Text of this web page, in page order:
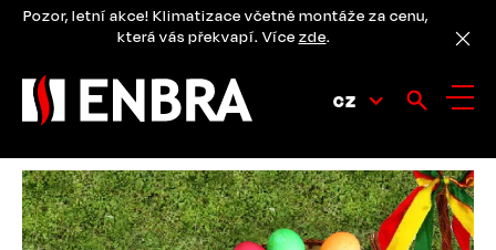
PřejítPozor, letní akce! Klimatizace včetně montáže za cenu,
která vás překvapí. Více zde.
CZ